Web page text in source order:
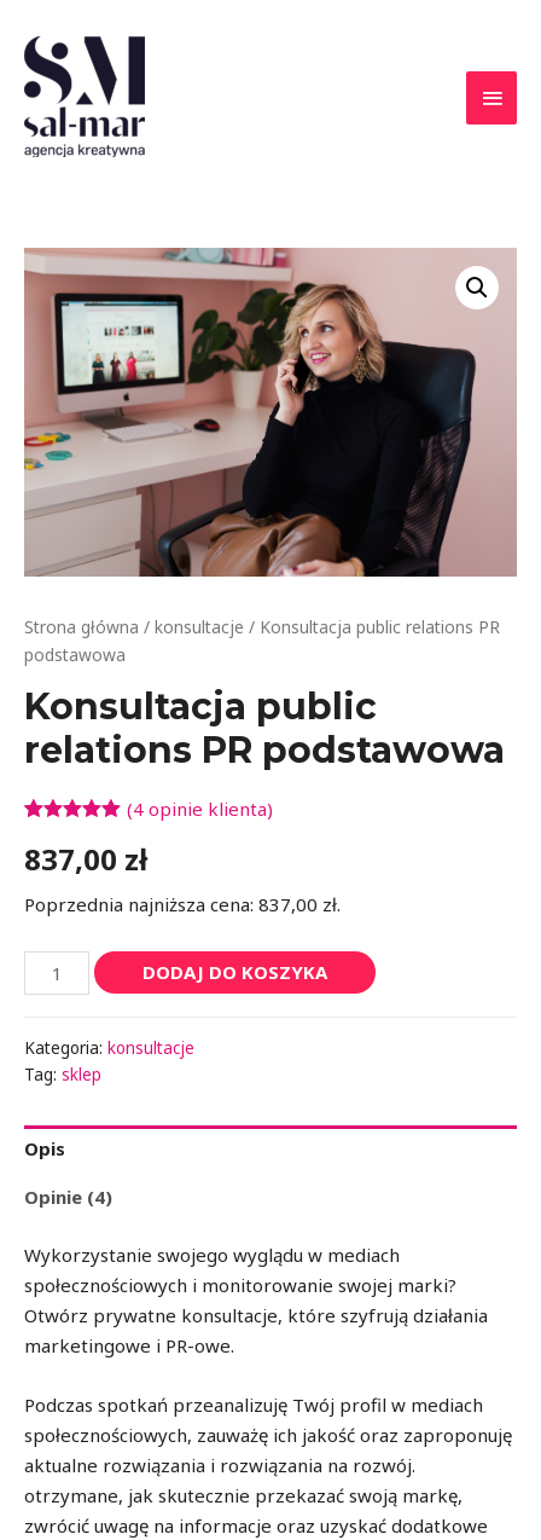
Strona główna / konsultacje / Konsultacja public relations PR
podstawowa
Konsultacja public
relations PR podstawowa
5.00na 5 na
podstawie
klientów
(4 opinie klienta)
837,00 zł
Poprzednia najniższa cena: 837,00 zł.
DODAJ DO KOSZYKA
Kategoria: konsultacje
Tag: sklep
Opis
Opinie (4)
Wykorzystanie swojego wyglądu w mediach
społecznościowych i monitorowanie swojej marki?
Otwórz prywatne konsultacje, które szyfrują działania
marketingowe i PR-owe.
Podczas spotkań przeanalizuję Twój profil w mediach
społecznościowych, zauważę ich jakość oraz zaproponuję
aktualne rozwiązania i rozwiązania na rozwój.
otrzymane, jak skutecznie przekazać swoją markę,
zwrócić uwagę na informacje oraz uzyskać dodatkowe